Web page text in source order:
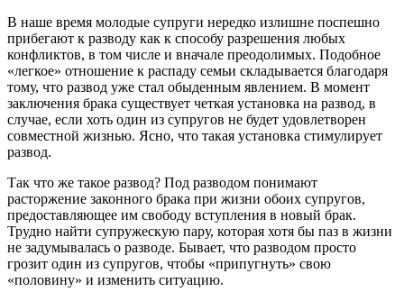
В наше время молодые супруги нередко излишне поспешно
прибегают к разводу как к способу разрешения любых
конфликтов, в том числе и вначале преодолимых. Подобное
«легкое» отношение к распаду семьи складывается благодаря
тому, что развод уже стал обыденным явлением. В момент
заключения брака существует четкая установка на развод, в
случае, если хоть один из супругов не будет удовлетворен
совместной жизнью. Ясно, что такая установка стимулирует
развод.
Так что же такое развод? Под разводом понимают
расторжение законного брака при жизни обоих супругов,
предоставляющее им свободу вступления в новый брак.
Трудно найти супружескую пару, которая хотя бы паз в жизни
не задумывалась о разводе. Бывает, что разводом просто
грозит один из супругов, чтобы «припугнуть» свою
«половину» и изменить ситуацию.